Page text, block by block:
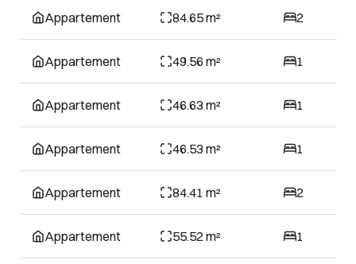
Appartement 84.65 m² 2
Appartement 49.56 m² 1
Appartement 46.63 m² 1
Appartement 46.53 m² 1
Appartement 84.41 m² 2
Appartement 55.52 m² 1